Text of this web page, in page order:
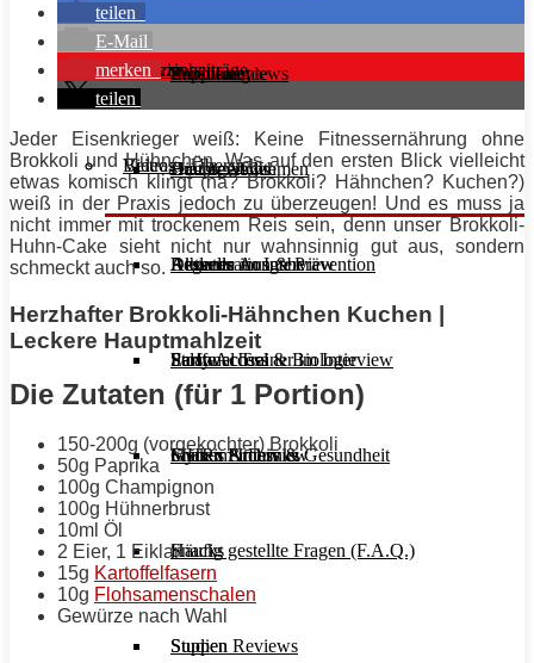
Supplemente
Ernährung
Diät & Abnehmen
Regeneration & Prävention
Stoffwechsel & Biologie
Frauen Fitness & Gesundheit
Häufig gestellte Fragen (F.A.Q.)
Studien Reviews
Produktreviews
Buchreviews
Hauptgerichte
Desserts
Salate
Shakes & Drinks
Snacks
Suppen
Interviews
Athleten im Interview
Personal Trainer im Interview
Gym im Interview
Videos
Magazinbeiträge
Aktuelle Ausgabe
Early Access
MHRx Archiv
Beitrags-Übersicht
teilen
E-Mail
merken
teilen
Jeder Eisenkrieger weiß: Keine Fitnessernährung ohne
Brokkoli und Hühnchen. Was auf den ersten Blick vielleicht
etwas komisch klingt (hä? Brokkoli? Hähnchen? Kuchen?)
weiß in der Praxis jedoch zu überzeugen! Und es muss ja
nicht immer mit trockenem Reis sein, denn unser Brokkoli-
Huhn-Cake sieht nicht nur wahnsinnig gut aus, sondern
schmeckt auch so.
Herzhafter Brokkoli-Hähnchen Kuchen |
Leckere Hauptmahlzeit
Die Zutaten (für 1 Portion)
150-200g (vorgekochter) Brokkoli
50g Paprika
100g Champignon
100g Hühnerbrust
10ml Öl
2 Eier, 1 Eiklar
15g Kartoffelfasern
10g Flohsamenschalen
Gewürze nach Wahl